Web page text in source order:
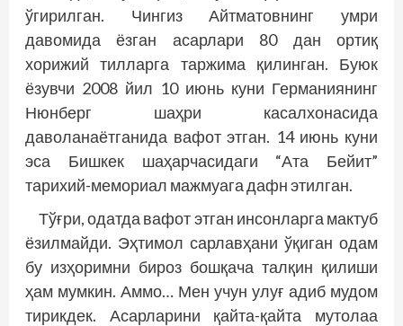
ўгирилган. Чингиз Айтматовнинг умри
давомида ёзган асарлари 80 дан ортиқ
хорижий тилларга таржима қилинган. Буюк
ёзувчи 2008 йил 10 июнь куни Германиянинг
Нюнберг шаҳри касалхонасида
даволанаётганида вафот этган. 14 июнь куни
эса Бишкек шаҳарчасидаги “Ата Бейит”
тарихий-мемориал мажмуага дафн этилган.
Тўғри, одатда вафот этган инсонларга мактуб
ёзилмайди. Эҳтимол сарлавҳани ўқиган одам
бу изҳоримни бироз бошқача талқин қилиши
ҳам мумкин. Аммо… Мен учун улуғ адиб мудом
тирикдек. Асарларини қайта-қайта мутолаа